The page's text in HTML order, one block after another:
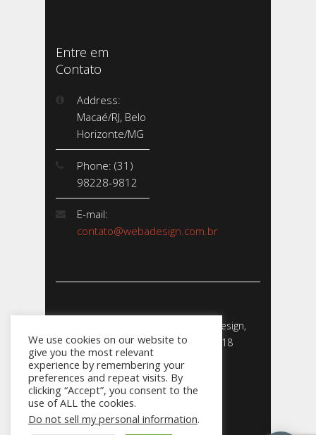
Entre em
Contato
Address:
Macaé/RJ, Belo
Horizonte/MG
Phone: (31)
98228-9812
E-mail:
contato@webadesign.com.br
Webadesign - Empresa de Webdesign,
Desenvolvimento de Sites - 2018
CNPJ: 23.856.204/0001-­24
We use cookies on our website to
give you the most relevant
experience by remembering your
preferences and repeat visits. By
clicking “Accept”, you consent to the
use of ALL the cookies.
Do not sell my personal information.